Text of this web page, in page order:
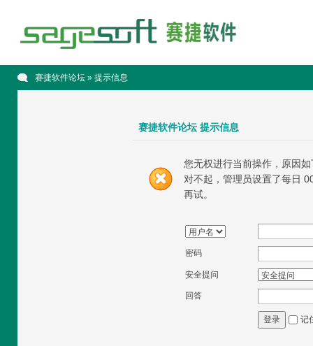
赛捷软件论坛» 提示信息
赛捷软件论坛 提示信息
您无权进行当前操作，原因如
对不起，管理员设置了每日
再试。
密码
安全提问
回答
登录 记